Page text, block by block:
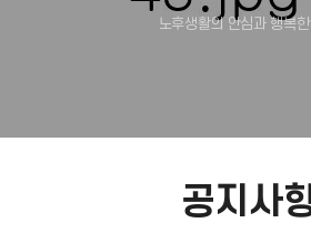
노후생활의 안심과 행복
공지사